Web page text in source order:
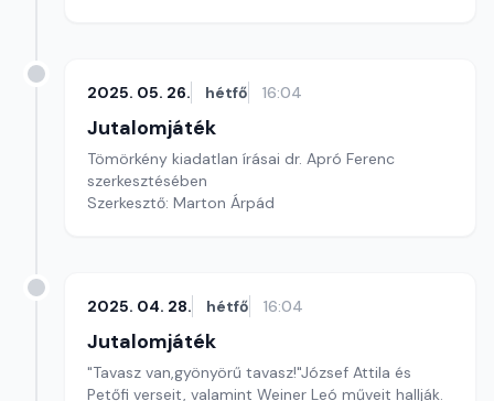
2025. 05. 26. hétfő 16:04
Jutalomjáték
Tömörkény kiadatlan írásai dr. Apró Ferenc
szerkesztésében
Szerkesztő: Marton Árpád
2025. 04. 28. hétfő 16:04
Jutalomjáték
"Tavasz van,gyönyörű tavasz!"József Attila és
Petőfi verseit, valamint Weiner Leó műveit hallják.